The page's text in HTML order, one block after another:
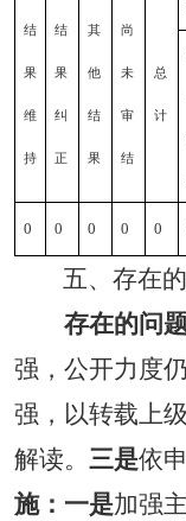
结
果
维
持
结
果
纠
正
其
他
结
果
尚
未
审
结
总
计
0 0 0 0 0
五、存在
存在的问题
强，公开力度
强，以转载上
解读。 三是依
施： 一是加强